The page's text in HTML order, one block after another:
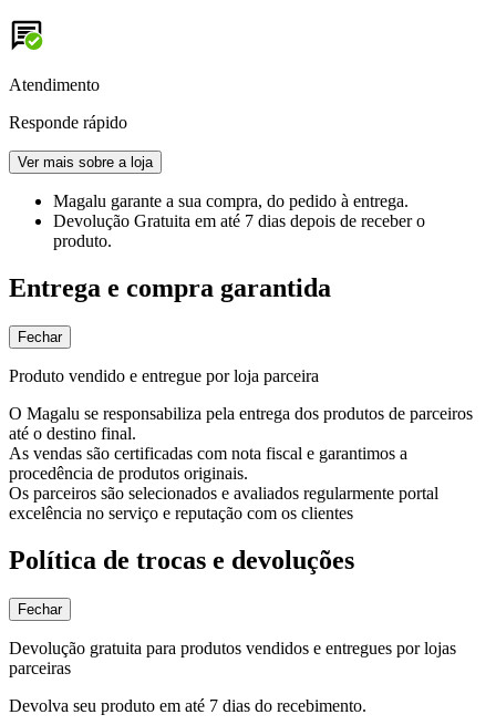
Atendimento
Responde rápido
Ver mais sobre a loja
Magalu garante a sua compra, do pedido à entrega.
Devolução Gratuita em até 7 dias depois de receber o
produto.
Entrega e compra garantida
Fechar
Produto vendido e entregue por loja parceira
O Magalu se responsabiliza pela entrega dos produtos de parceiros
até o destino final.
As vendas são certificadas com nota fiscal e garantimos a
procedência de produtos originais.
Os parceiros são selecionados e avaliados regularmente portal
excelência no serviço e reputação com os clientes
Política de trocas e devoluções
Fechar
Devolução gratuita para produtos vendidos e entregues por lojas
parceiras
Devolva seu produto em até 7 dias do recebimento.